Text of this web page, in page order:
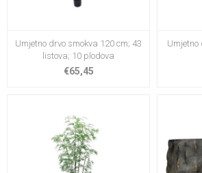
Umjetno drvo smokva 120 cm; 43
listova; 10 plodova
€65,45
Umjetno